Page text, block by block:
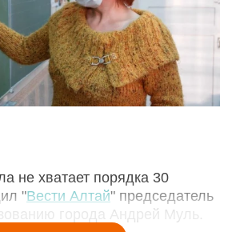
не хватает порядка 30
"Вести Алтай" председатель
города Андрей Муль.